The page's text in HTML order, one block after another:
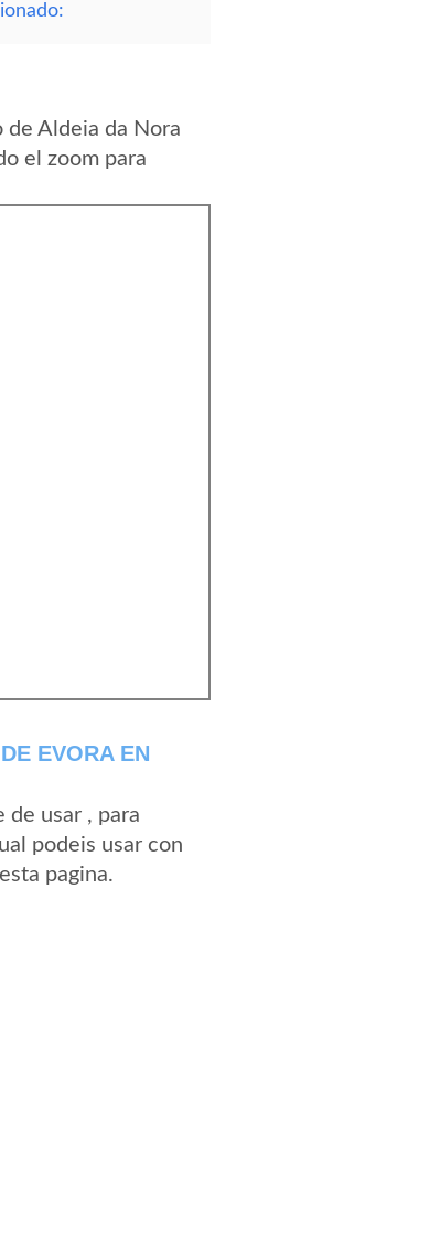
Aldeia da Nora
el zoom para
EVORA EN
de usar , para
podeis usar con
pagina.